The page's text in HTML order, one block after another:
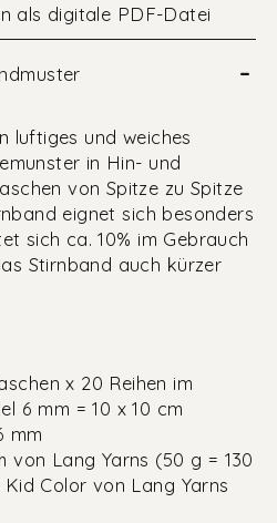
als digitale PDF-Datei
–
luftiges und weiches
in Hin- und
von Spitze zu Spitze
eignet sich besonders
sich ca. 10% im Gebrauch
Stirnband auch kürzer
x 20 Reihen im
6 mm = 10 x 10 cm
mm
von Lang Yarns (50 g = 130
Color von Lang Yarns